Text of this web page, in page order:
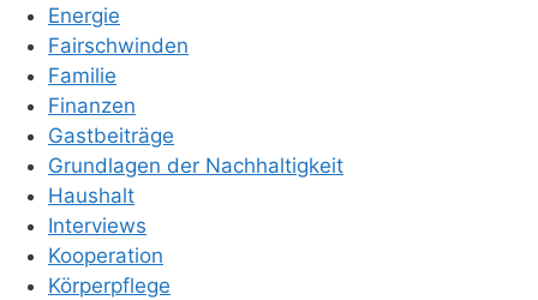
Energie
Fairschwinden
Familie
Finanzen
Gastbeiträge
Grundlagen der Nachhaltigkeit
Haushalt
Interviews
Kooperation
Körperpflege